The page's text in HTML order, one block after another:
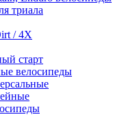
триала
/ 4X
старт
велосипеды